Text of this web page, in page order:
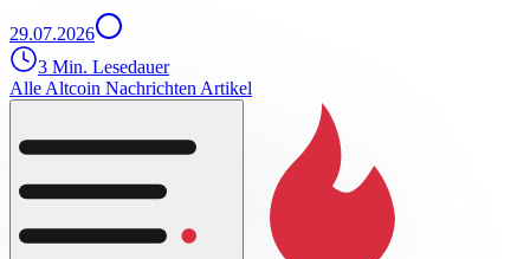
29.07.2026
3 Min. Lesedauer
Alle Altcoin Nachrichten Artikel